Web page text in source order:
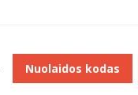
Nuolaidos kodas